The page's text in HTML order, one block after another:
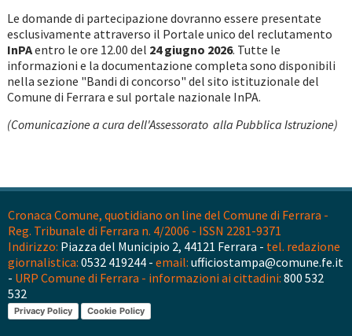
Le domande di partecipazione dovranno essere presentate
esclusivamente attraverso il Portale unico del reclutamento
InPAentro le ore 12.00 del 24 giugno 2026. Tutte le
informazioni e la documentazione completa sono disponibili
nella sezione "Bandi di concorso" del sito istituzionale del
Comune di Ferrara e sul portale nazionale InPA.
(Comunicazione a cura dell'Assessorato alla Pubblica Istruzione)
Cronaca Comune, quotidiano on line del Comune di Ferrara -
Reg. Tribunale di Ferrara n. 4/2006 - ISSN 2281-9371
Indirizzo: Piazza del Municipio 2, 44121 Ferrara - tel. redazione
giornalistica: 0532 419244 - email: ufficiostampa@comune.fe.it
- URP Comune di Ferrara - informazioni ai cittadini: 800 532
532
Privacy Policy Cookie Policy